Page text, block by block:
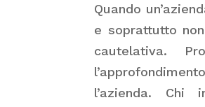
Quando
e soprattutto
cautelativa.
l’azienda. Chi